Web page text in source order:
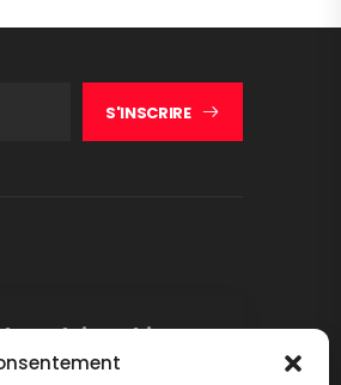
S'INSCRIRE
produit Makita –
à graisse DGP180